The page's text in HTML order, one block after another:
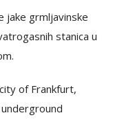
jake grmljavinske
stanica u
of Frankfurt,